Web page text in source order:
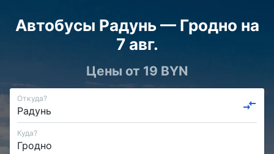
Автобусы Радунь — Гродно на
7 авг.
Цены от 19 BYN
Откуда?
Куда?